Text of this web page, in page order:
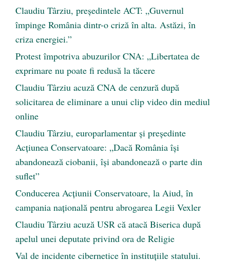
Claudiu Târziu, președintele ACT: „Guvernul
împinge România dintr-o criză în alta. Astăzi, în
criza energiei.”
Protest împotriva abuzurilor CNA: „Libertatea de
exprimare nu poate fi redusă la tăcere
Claudiu Târziu acuză CNA de cenzură după
solicitarea de eliminare a unui clip video din mediul
online
Claudiu Târziu, europarlamentar și președinte
Acțiunea Conservatoare: „Dacă România își
abandonează ciobanii, își abandonează o parte din
suflet”
Conducerea Acțiunii Conservatoare, la Aiud, în
campania națională pentru abrogarea Legii Vexler
Claudiu Târziu acuză USR că atacă Biserica după
apelul unei deputate privind ora de Religie
Val de incidente cibernetice în instituțiile statului.